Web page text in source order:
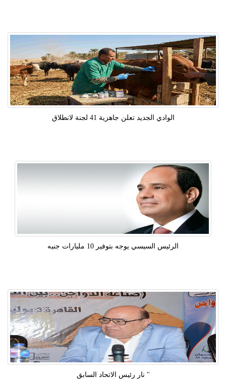
الوادي الجديد تعلن جاهزية 41 لجنة لانطلاق
الرئيس السيسي يوجه بتوفير 10 مليارات جنيه
" نار رئيس الاتحاد السابق